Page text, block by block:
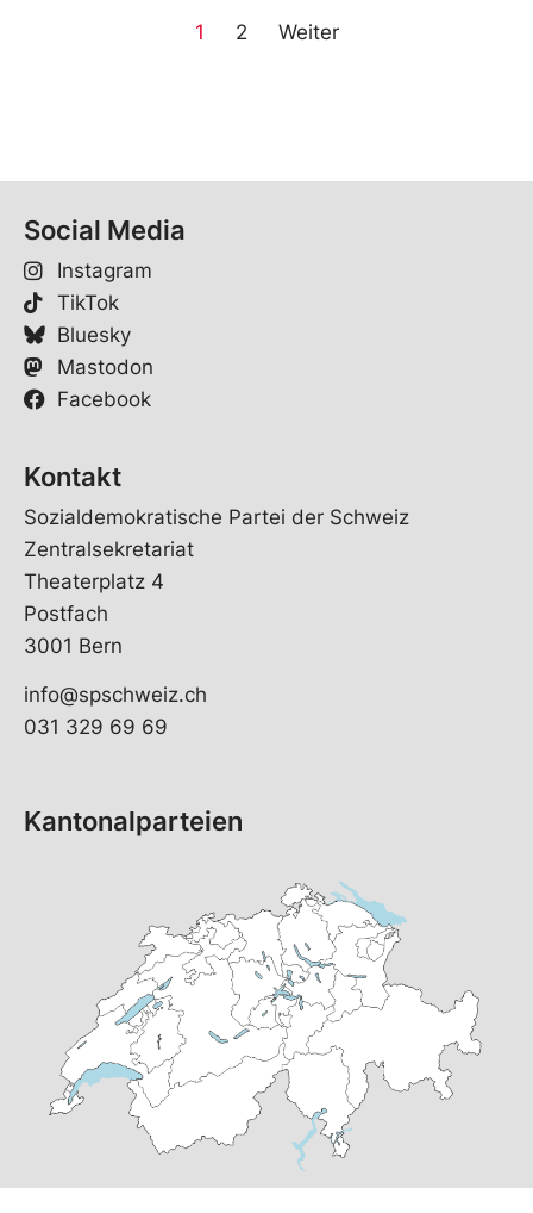
1 2 Weiter
Social Media
Instagram
TikTok
Bluesky
Mastodon
Facebook
Kontakt
Sozialdemokratische Partei der Schweiz
Zentralsekretariat
Theaterplatz 4
Postfach
3001 Bern
info@spschweiz.ch
031 329 69 69
Kantonalparteien